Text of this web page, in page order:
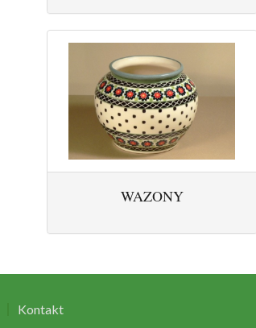
WAZONY
Kontakt